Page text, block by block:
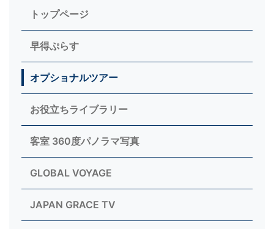
トップページ
早得ぷらす
オプショナルツアー
お役立ちライブラリー
客室 360度パノラマ写真
GLOBAL VOYAGE
JAPAN GRACE TV